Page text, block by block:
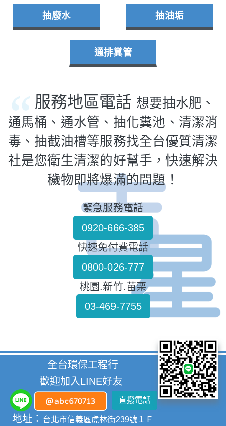
抽廢水 抽油垢
通排糞管
服務地區電話 想要抽水肥、
通馬桶、通水管、抽化糞池、清潔消
毒、抽截油槽等服務找全台優質清潔
社是您衛生清潔的好幫手，快速解決
穢物即將爆滿的問題！
緊急服務電話
0920-666-385
快速免付費電話
0800-026-777
桃園.新竹.苗栗
03-469-7755
全台環保工程行
歡迎加入LINE好友
直撥電話
地址： 台北市信義區虎林街239號１Ｆ